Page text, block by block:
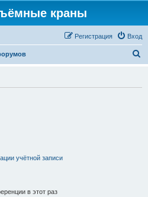
краны
Вход
Регистрация
учётной записи
в этот раз